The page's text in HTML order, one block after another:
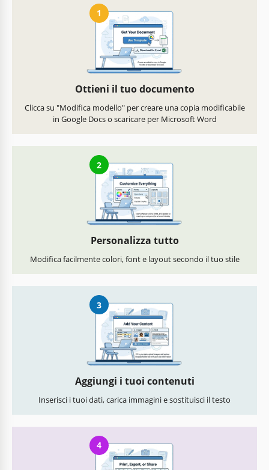
1
Ottieni il tuo documento
Clicca su "Modifica modello" per creare una copia modificabile
in Google Docs o scaricare per Microsoft Word
2
Personalizza tutto
Modifica facilmente colori, font e layout secondo il tuo stile
3
Aggiungi i tuoi contenuti
Inserisci i tuoi dati, carica immagini e sostituisci il testo
4